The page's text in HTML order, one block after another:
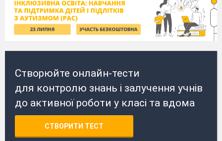
Створюйте онлайн-тести
для контролю знань і залучення учнів
до активної роботи у класі та вдома
СТВОРИТИ ТЕСТ